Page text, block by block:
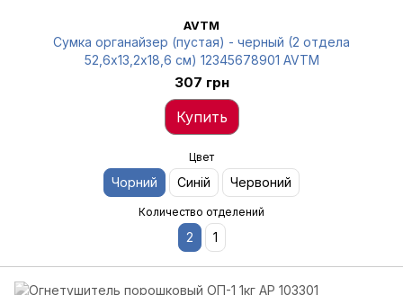
AVTM
Сумка органайзер (пустая) - черный (2 отдела
52,6х13,2х18,6 см) 12345678901 AVTM
307 грн
Купить
Цвет
Чорний Синій Червоний
Количество отделений
2 1